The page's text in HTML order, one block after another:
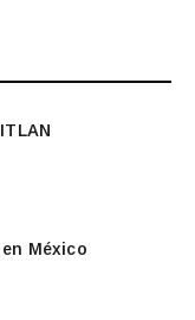
México